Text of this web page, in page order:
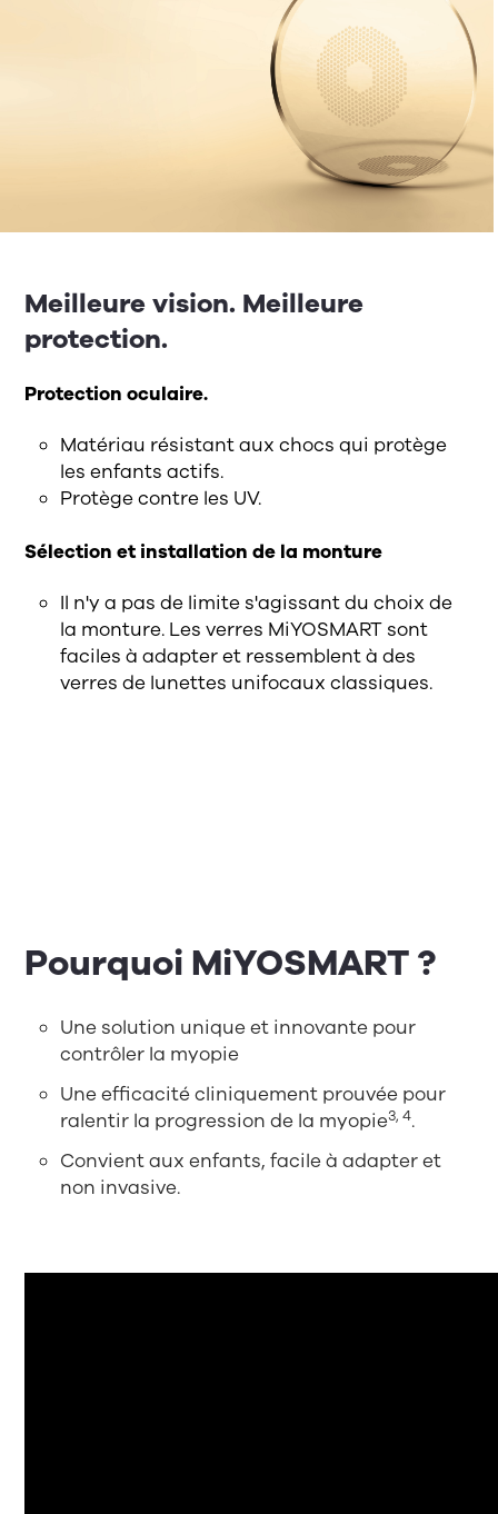
Meilleure vision. Meilleure
protection.
Protection oculaire.
Matériau résistant aux chocs qui protège
les enfants actifs.
Protège contre les UV.
Sélection et installation de la monture
Il n'y a pas de limite s'agissant du choix de
la monture. Les verres MiYOSMART sont
faciles à adapter et ressemblent à des
verres de lunettes unifocaux classiques.
Pourquoi MiYOSMART ?
Une solution unique et innovante pour
contrôler la myopie
Une efficacité cliniquement prouvée pour
ralentir la progression de la myopie3, 4.
Convient aux enfants, facile à adapter et
non invasive.